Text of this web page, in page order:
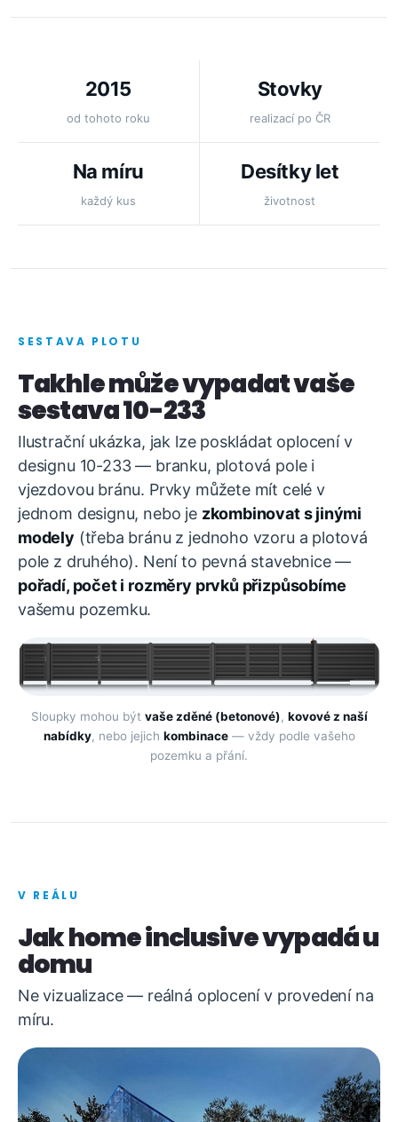
2015
od tohoto roku
Stovky
realizací po ČR
Na míru
každý kus
Desítky let
životnost
SESTAVA PLOTU
Takhle může vypadat vaše
sestava 10-233
Ilustrační ukázka, jak lze poskládat oplocení v
designu 10-233 — branku, plotová pole i
vjezdovou bránu. Prvky můžete mít celé v
jednom designu, nebo je zkombinovat s jinými
modely (třeba bránu z jednoho vzoru a plotová
pole z druhého). Není to pevná stavebnice —
pořadí, počet i rozměry prvků přizpůsobíme
vašemu pozemku.
Sloupky mohou být vaše zděné (betonové), kovové z naší
nabídky, nebo jejich kombinace— vždy podle vašeho
pozemku a přání.
V REÁLU
Jak home inclusive vypadá u
domu
Ne vizualizace — reálná oplocení v provedení na
míru.